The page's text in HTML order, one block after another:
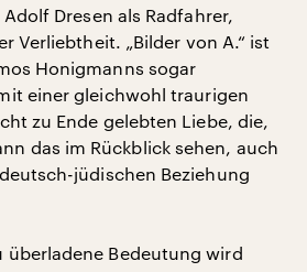
Dresen als Radfahrer,
Verliebtheit. „Bilder von A.“ ist
Honigmanns sogar
einer gleichwohl traurigen
zu Ende gelebten Liebe, die,
das im Rückblick sehen, auch
jüdischen Beziehung
überladene Bedeutung wird